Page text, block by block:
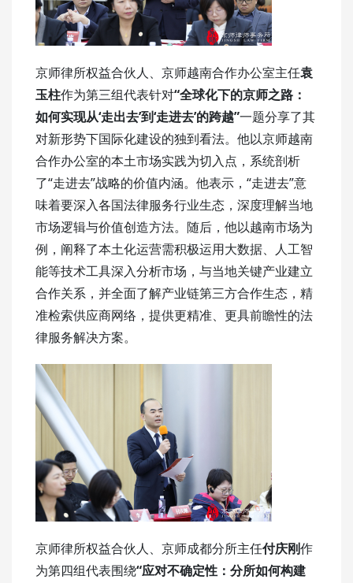
京师律所权益合伙人、京师越南合作办公室主任袁
玉柱作为第三组代表针对“全球化下的京师之路：
如何实现从‘走出去’到‘走进去’的跨越”一题分享了其
对新形势下国际化建设的独到看法。他以京师越南
合作办公室的本土市场实践为切入点，系统剖析
了“走进去”战略的价值内涵。他表示，“走进去”意
味着要深入各国法律服务行业生态，深度理解当地
市场逻辑与价值创造方法。随后，他以越南市场为
例，阐释了本土化运营需积极运用大数据、人工智
能等技术工具深入分析市场，与当地关键产业建立
合作关系，并全面了解产业链第三方合作生态，精
准检索供应商网络，提供更精准、更具前瞻性的法
律服务解决方案。
京师律所权益合伙人、京师成都分所主任付庆刚作
为第四组代表围绕“应对不确定性：分所如何构建